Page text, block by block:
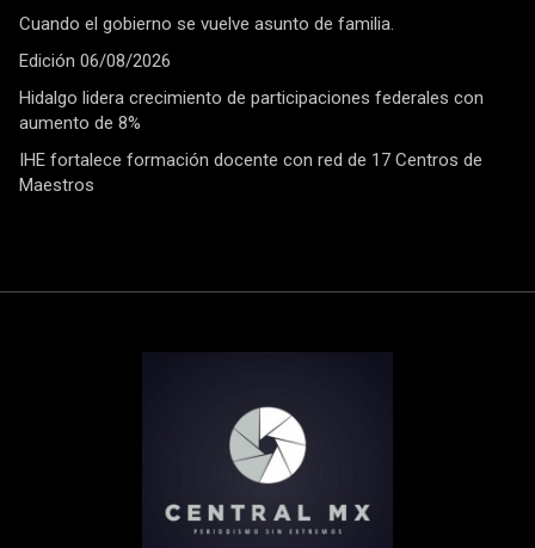
Cuando el gobierno se vuelve asunto de familia.
Edición 06/08/2026
Hidalgo lidera crecimiento de participaciones federales con
aumento de 8%
IHE fortalece formación docente con red de 17 Centros de
Maestros